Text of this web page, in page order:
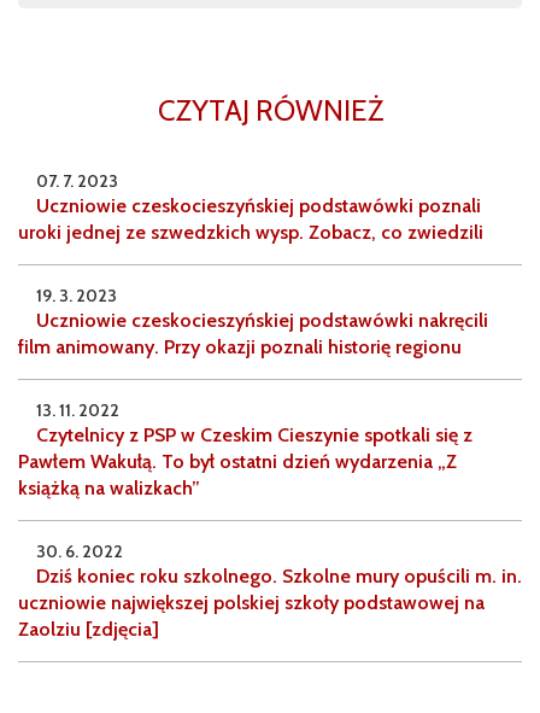
CZYTAJ RÓWNIEŻ
07. 7. 2023
Uczniowie czeskocieszyńskiej podstawówki poznali
uroki jednej ze szwedzkich wysp. Zobacz, co zwiedzili
19. 3. 2023
Uczniowie czeskocieszyńskiej podstawówki nakręcili
film animowany. Przy okazji poznali historię regionu
13. 11. 2022
Czytelnicy z PSP w Czeskim Cieszynie spotkali się z
Pawłem Wakułą. To był ostatni dzień wydarzenia „Z
książką na walizkach”
30. 6. 2022
Dziś koniec roku szkolnego. Szkolne mury opuścili m. in.
uczniowie największej polskiej szkoły podstawowej na
Zaolziu [zdjęcia]